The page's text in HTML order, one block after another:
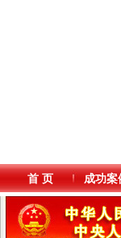
首 页 成功案